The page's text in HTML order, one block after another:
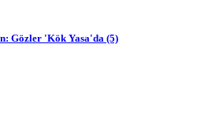
Gözler 'Kök Yasa'da (5)